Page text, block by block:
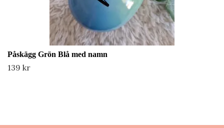
Påskägg Grön Blå med namn
139 kr